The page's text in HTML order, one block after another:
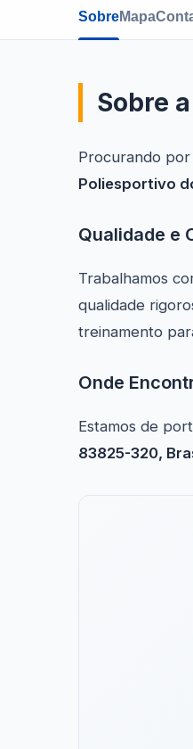
SobreMapa
Sobre
Procurando por
Poliesportivo
Qualidade e
Trabalhamos
qualidade
treinamento
Onde
Estamos de
83825-320,